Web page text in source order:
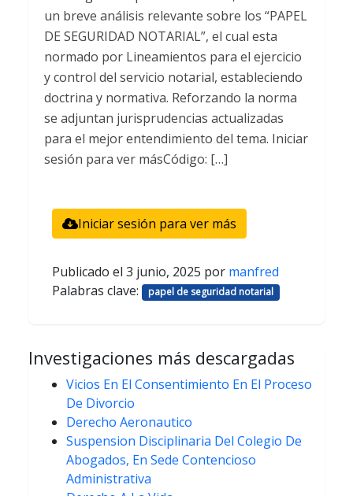
un breve análisis relevante sobre los “PAPEL
DE SEGURIDAD NOTARIAL”, el cual esta
normado por Lineamientos para el ejercicio
y control del servicio notarial, estableciendo
doctrina y normativa. Reforzando la norma
se adjuntan jurisprudencias actualizadas
para el mejor entendimiento del tema. Iniciar
sesión para ver másCódigo: […]
Iniciar sesión para ver más
Publicado el 3 junio, 2025 por manfred
Palabras clave:
papel de seguridad notarial
Investigaciones más descargadas
Vicios En El Consentimiento En El Proceso
De Divorcio
Derecho Aeronautico
Suspension Disciplinaria Del Colegio De
Abogados, En Sede Contencioso
Administrativa